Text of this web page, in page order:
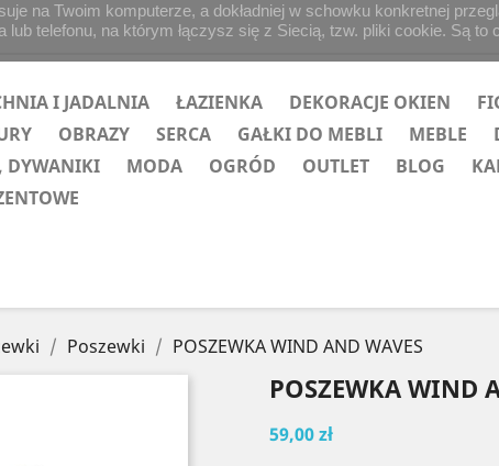
I JADALNIA ŁAZIENKA DEKORACJE OKIEN
OBRAZY SERCA GAŁKI DO MEBLI MEBLE
DYWANIKI
MODA OGRÓD OUTLET BLOG
Poszewki POSZEWKA WIND AND WAVES
POSZEWKA WIND
59,00 zł
na Twoim komputerze, a dokładniej w schowku konkretnej
lub telefonu, na którym łączysz się z Siecią, tzw. pliki cookie. Są to